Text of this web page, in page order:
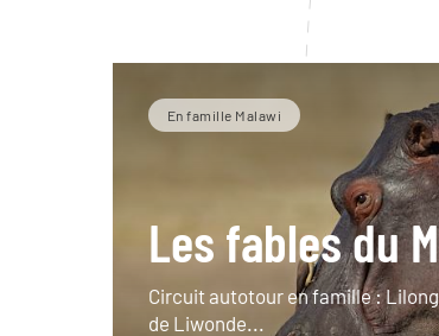
En famille Malawi
Les fables du
Circuit autotour en famille :
de Liwonde...